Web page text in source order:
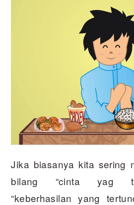
Jika biasanya kita sering
bilang “cinta yag
“keberhasilan yang